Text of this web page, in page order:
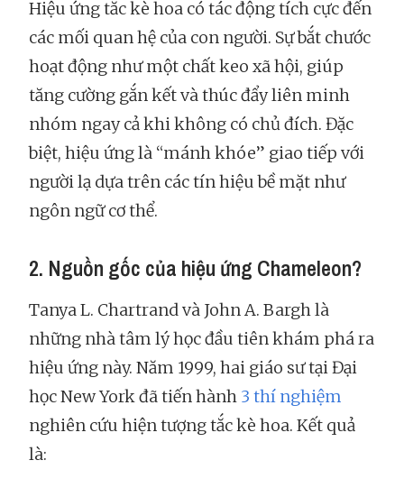
Hiệu ứng tắc kè hoa có tác động tích cực đến
các mối quan hệ của con người. Sự bắt chước
hoạt động như một chất keo xã hội, giúp
tăng cường gắn kết và thúc đẩy liên minh
nhóm ngay cả khi không có chủ đích. Đặc
biệt, hiệu ứng là “mánh khóe” giao tiếp với
người lạ dựa trên các tín hiệu bề mặt như
ngôn ngữ cơ thể.
2. Nguồn gốc của hiệu ứng Chameleon?
Tanya L. Chartrand và John A. Bargh là
những nhà tâm lý học đầu tiên khám phá ra
hiệu ứng này. Năm 1999, hai giáo sư tại Đại
học New York đã tiến hành 3 thí nghiệm
nghiên cứu hiện tượng tắc kè hoa. Kết quả
là: